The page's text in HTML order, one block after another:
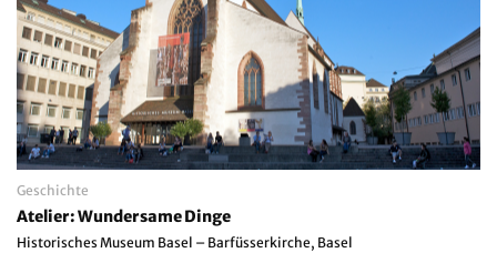
Geschichte
Atelier: Wundersame Dinge
Historisches Museum Basel – Barfüsserkirche, Basel